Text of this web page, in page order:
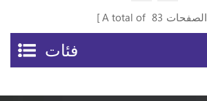
A total of 83 الصفحات
فئات